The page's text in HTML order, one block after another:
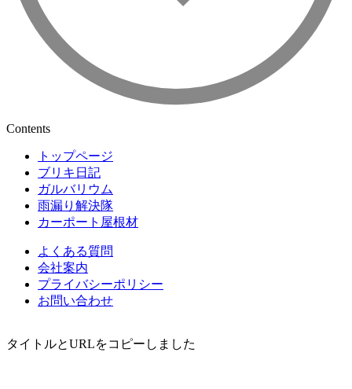
Contents
トップページ
ブリキ日記
ガルバリウム
雨漏り解決隊
カーポート屋根材
よくある質問
会社案内
プライバシーポリシー
お問い合わせ
タイトルとURLをコピーしました